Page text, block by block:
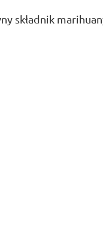
składnik